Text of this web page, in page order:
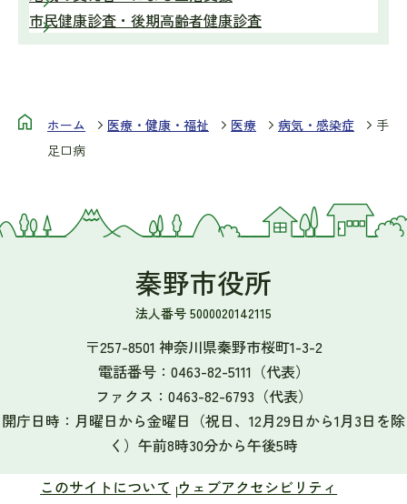
市民健康診査・後期高齢者健康診査
ホーム 医療・健康・福祉 医療 病気・感染症
手
足口病
秦野市役所
法人番号 5000020142115
〒257-8501 神奈川県秦野市桜町1-3-2
電話番号： 0463-82-5111 （代表）
ファクス： 0463-82-6793 （代表）
開庁日時：月曜日から金曜日（祝日、12月29日から1月3日を除
く）午前8時30分から午後5時
このサイトについて ウェブアクセシビリティ